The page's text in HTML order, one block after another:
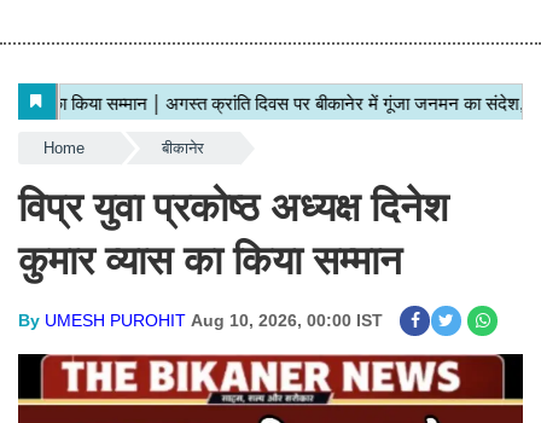
Home बीकानेर
विप्र युवा प्रकोष्ठ अध्यक्ष दिनेश
कुमार व्यास का किया सम्मान
By UMESH PUROHIT Aug 10, 2026, 00:00 IST